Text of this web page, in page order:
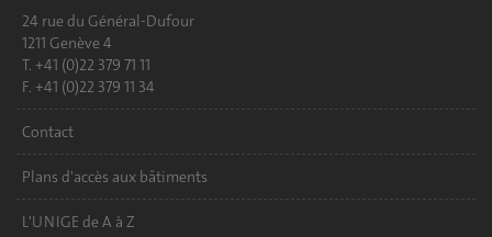
24 rue du Général-Dufour
1211 Genève 4
T. +41 (0)22 379 71 11
F. +41 (0)22 379 11 34
Contact
Plans d'accès aux bâtiments
L'UNIGE de A à Z